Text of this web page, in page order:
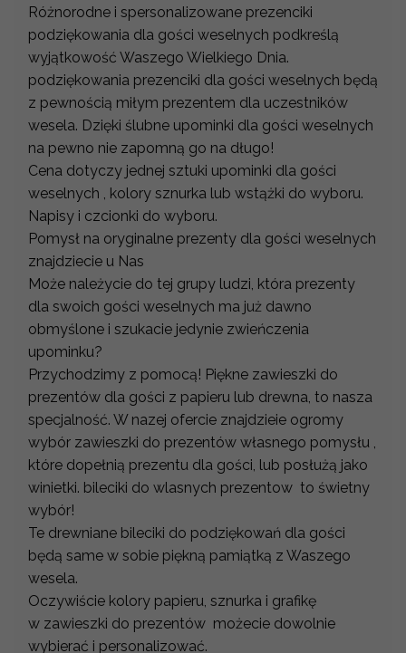
Różnorodne i spersonalizowane prezenciki
podziękowania dla gości weselnych podkreślą
wyjątkowość Waszego Wielkiego Dnia.
podziękowania prezenciki dla gości weselnych będą
z pewnością miłym prezentem dla uczestników
wesela. Dzięki ślubne upominki dla gości weselnych
na pewno nie zapomną go na długo!
Cena dotyczy jednej sztuki upominki dla gości
weselnych , kolory sznurka lub wstążki do wyboru.
Napisy i czcionki do wyboru.
Pomysł na oryginalne prezenty dla gości weselnych
znajdziecie u Nas
Może należycie do tej grupy ludzi, która prezenty
dla swoich gości weselnych ma już dawno
obmyślone i szukacie jedynie zwieńczenia
upominku?
Przychodzimy z pomocą! Piękne zawieszki do
prezentów dla gości z papieru lub drewna, to nasza
specjalność. W nazej ofercie znajdzieie ogromy
wybór zawieszki do prezentów własnego pomysłu ,
które dopełnią prezentu dla gości, lub posłużą jako
winietki. bileciki do wlasnych prezentow to świetny
wybór!
Te drewniane bileciki do podziękowań dla gości
będą same w sobie piękną pamiątką z Waszego
wesela.
Oczywiście kolory papieru, sznurka i grafikę
w zawieszki do prezentów możecie dowolnie
wybierać i personalizować.